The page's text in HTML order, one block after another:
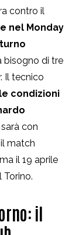
contro il
nel Monday
bisogno di tre
Il tecnico
condizioni
con
match
il 19 aprile
Torino.
il